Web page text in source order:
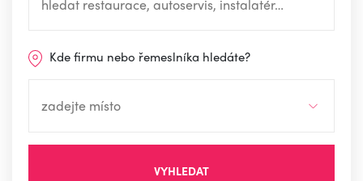
Kde firmu nebo řemeslníka hledáte?
VYHLEDAT